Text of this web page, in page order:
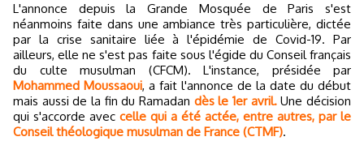
L'annonce depuis la Grande Mosquée de Paris s'est
néanmoins faite dans une ambiance très particulière, dictée
par la crise sanitaire liée à l'épidémie de Covid-19. Par
ailleurs, elle ne s'est pas faite sous l'égide du Conseil français
du culte musulman (CFCM). L'instance, présidée par
Mohammed Moussaoui, a fait l'annonce de la date du début
mais aussi de la fin du Ramadan dès le 1er avril.Une décision
qui s'accorde avec celle qui a été actée, entre autres, par le
Conseil théologique musulman de France (CTMF).